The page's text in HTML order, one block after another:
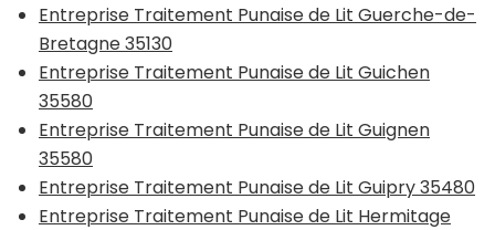
Entreprise Traitement Punaise de Lit Guerche-de-
Bretagne 35130
Entreprise Traitement Punaise de Lit Guichen
35580
Entreprise Traitement Punaise de Lit Guignen
35580
Entreprise Traitement Punaise de Lit Guipry 35480
Entreprise Traitement Punaise de Lit Hermitage